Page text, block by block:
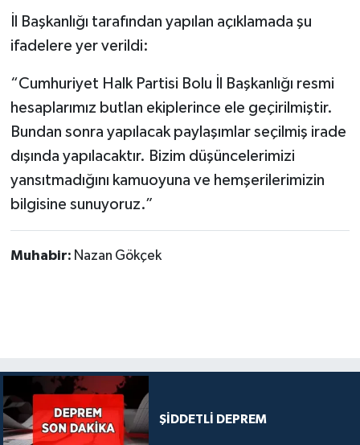
İl Başkanlığı tarafından yapılan açıklamada şu
ifadelere yer verildi:
“Cumhuriyet Halk Partisi Bolu İl Başkanlığı resmi
hesaplarımız butlan ekiplerince ele geçirilmiştir.
Bundan sonra yapılacak paylaşımlar seçilmiş irade
dışında yapılacaktır. Bizim düşüncelerimizi
yansıtmadığını kamuoyuna ve hemşerilerimizin
bilgisine sunuyoruz.”
Muhabir: Nazan Gökçek
ŞİDDETLİ DEPREM